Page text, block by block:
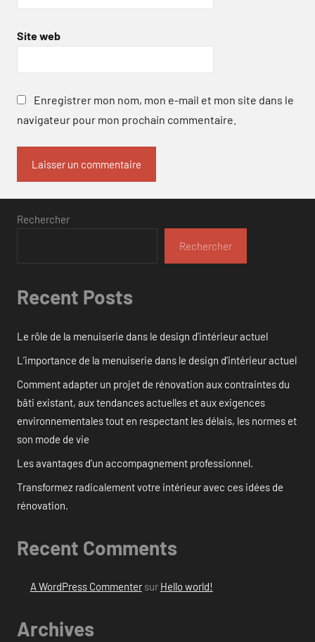
Site web
Enregistrer mon nom, mon e-mail et mon site dans le
navigateur pour mon prochain commentaire.
Rechercher
Rechercher
Recent Posts
Le rôle de la menuiserie dans le design d’intérieur actuel
L’importance de la menuiserie dans le design d’intérieur actuel
Comment adapter un projet de rénovation aux contraintes du
bâti existant, aux tendances actuelles et aux exigences
environnementales tout en respectant les délais, les normes et
son mode de vie
Les avantages d’un accompagnement professionnel.
Transformez radicalement votre intérieur avec ces idées de
rénovation.
Recent Comments
A WordPress Commentersur Hello world!
Archives